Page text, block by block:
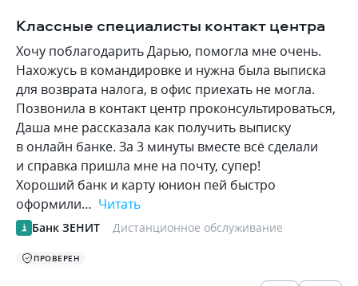
Классные специалисты контакт центра
Хочу поблагодарить Дарью, помогла мне очень.
Нахожусь в командировке и нужна была выписка
для возврата налога, в офис приехать не могла.
Позвонила в контакт центр проконсультироваться,
Даша мне рассказала как получить выписку
в онлайн банке. За 3 минуты вместе всё сделали
и справка пришла мне на почту, супер!
Хороший банк и карту юнион пей быстро
оформили… Читать
Банк ЗЕНИТ Дистанционное обслуживание
ПРОВЕРЕН